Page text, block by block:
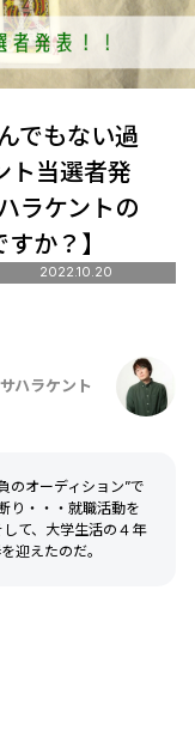
でもない過
ト当選者発
ラケントの
か？】
2022.10.20
ハラケント
のオーディション”で
り・・・就職活動を
て、大学生活の４年
迎えたのだ。